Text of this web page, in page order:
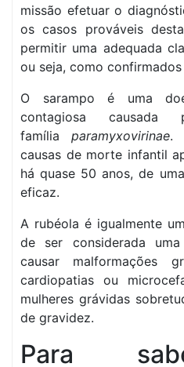
missão efetuar o
os casos prováveis
permitir uma adequada
ou seja, como
O sarampo é uma
contagiosa
família paramyxovirinae.
causas de morte infantil
há quase 50 anos, de
eficaz.
A rubéola é igualmente
de ser considerada
causar malformações
cardiopatias ou
mulheres grávidas
de gravidez.
Para